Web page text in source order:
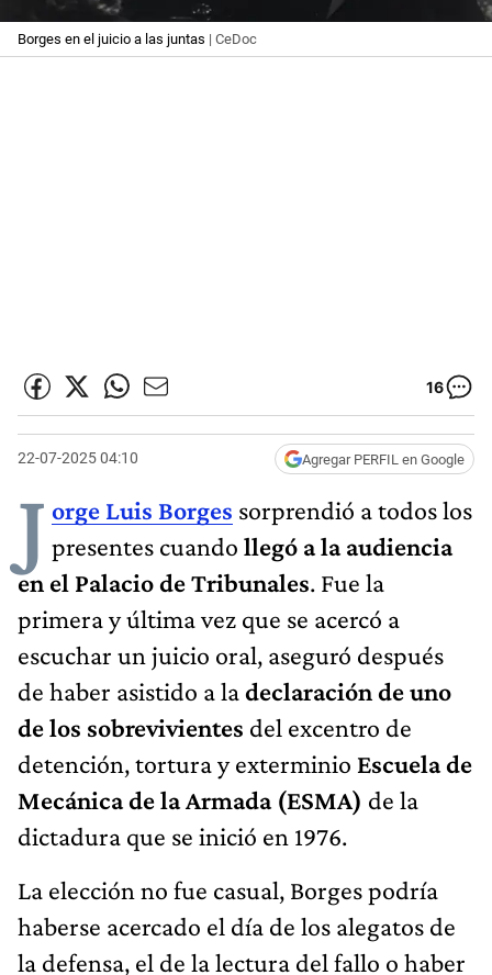
Borges en el juicio a las juntas | CeDoc
16
22-07-2025 04:10 Agregar PERFIL en Google
J orge Luis Borges sorprendió a todos los
presentes cuando llegó a la audiencia
en el Palacio de Tribunales. Fue la
primera y última vez que se acercó a
escuchar un juicio oral, aseguró después
de haber asistido a ladeclaración de uno
de los sobrevivientes del excentro de
detención, tortura y exterminio Escuela de
Mecánica de la Armada (ESMA) de la
dictadura que se inició en 1976.
La elección no fue casual, Borges podría
haberse acercado el día de los alegatos de
la defensa, el de la lectura del fallo o haber